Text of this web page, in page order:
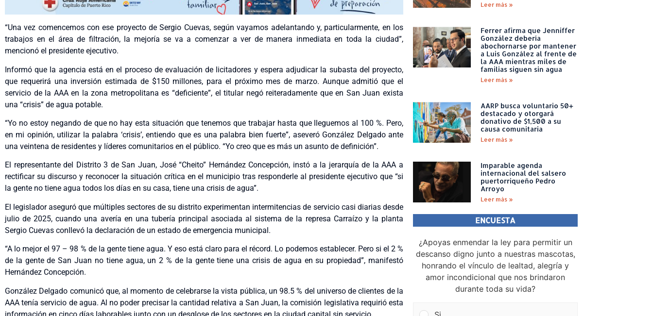
“Una vez comencemos con ese proyecto de Sergio Cuevas, según vayamos adelantando y, particularmente, en los
trabajos en el área de filtración, la mejoría se va a comenzar a ver de manera inmediata en toda la ciudad”,
mencionó el presidente ejecutivo.
Informó que la agencia está en el proceso de evaluación de licitadores y espera adjudicar la subasta del proyecto,
que requerirá una inversión estimada de $150 millones, para el próximo mes de marzo. Aunque admitió que el
servicio de la AAA en la zona metropolitana es “deficiente”, el titular negó reiteradamente que en San Juan exista
una “crisis” de agua potable.
“Yo no estoy negando de que no hay esta situación que tenemos que trabajar hasta que lleguemos al 100 %. Pero,
en mi opinión, utilizar la palabra ‘crisis’, entiendo que es una palabra bien fuerte”, aseveró González Delgado ante
una veintena de residentes y líderes comunitarios en el público. “Yo creo que es más un asunto de definición”.
El representante del Distrito 3 de San Juan, José “Cheito” Hernández Concepción, instó a la jerarquía de la AAA a
rectificar su discurso y reconocer la situación crítica en el municipio tras responderle al presidente ejecutivo que “si
la gente no tiene agua todos los días en su casa, tiene una crisis de agua”.
El legislador aseguró que múltiples sectores de su distrito experimentan intermitencias de servicio casi diarias desde
julio de 2025, cuando una avería en una tubería principal asociada al sistema de la represa Carraízo y la planta
Sergio Cuevas conllevó la declaración de un estado de emergencia municipal.
“A lo mejor el 97 – 98 % de la gente tiene agua. Y eso está claro para el récord. Lo podemos establecer. Pero si el 2 %
de la gente de San Juan no tiene agua, un 2 % de la gente tiene una crisis de agua en su propiedad”, manifestó
Hernández Concepción.
González Delgado comunicó que, al momento de celebrarse la vista pública, un 98.5 % del universo de clientes de la
AAA tenía servicio de agua. Al no poder precisar la cantidad relativa a San Juan, la comisión legislativa requirió esta
información en cinco días laborables junto con un desglose de los sectores en la ciudad capital sin servicio.
Leer más »
Ferrer afirma que Jenniffer
González debería
abochornarse por mantener
a Luis González al frente de
la AAA mientras miles de
familias siguen sin agua
Leer más »
AARP busca voluntario 50+
destacado y otorgará
donativo de $1,500 a su
causa comunitaria
Leer más »
Imparable agenda
internacional del salsero
puertorriqueño Pedro
Arroyo
Leer más »
ENCUESTA
¿Apoyas enmendar la ley para permitir un
descanso digno junto a nuestras mascotas,
honrando el vínculo de lealtad, alegría y
amor incondicional que nos brindaron
durante toda su vida?